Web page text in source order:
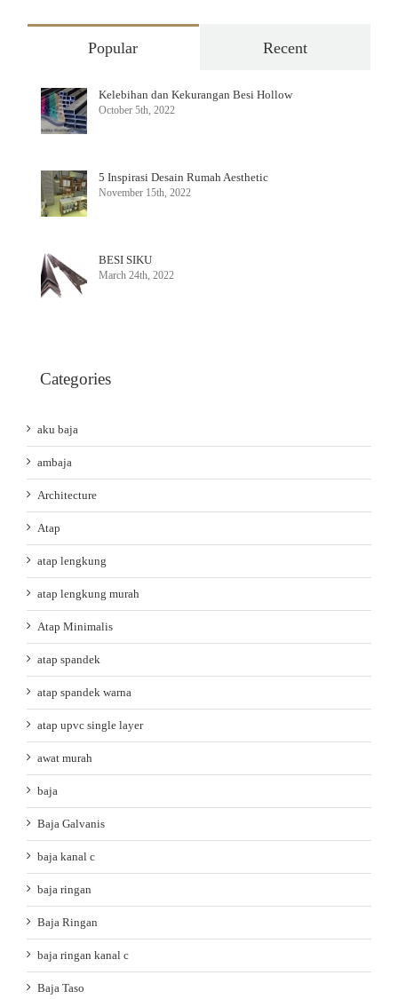
Popular Recent
Kelebihan dan Kekurangan Besi Hollow
October 5th, 2022
5 Inspirasi Desain Rumah Aesthetic
November 15th, 2022
BESI SIKU
March 24th, 2022
Categories
aku baja
ambaja
Architecture
Atap
atap lengkung
atap lengkung murah
Atap Minimalis
atap spandek
atap spandek warna
atap upvc single layer
awat murah
baja
Baja Galvanis
baja kanal c
baja ringan
Baja Ringan
baja ringan kanal c
Baja Taso